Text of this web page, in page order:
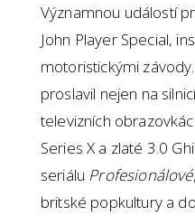
Významnou událostí
John Player Special,
motoristickými
proslavil nejen na
televizních
Series X a zlaté 3.0
seriálu Profesionálové
britské popkultury a